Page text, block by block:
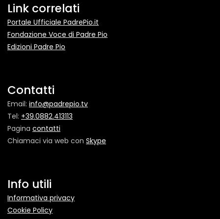
Link correlati
Portale Ufficiale PadrePio.it
Fondazione Voce di Padre Pio
Edizioni Padre Pio
Contatti
Email: info@padrepio.tv
Tel: +39.0882.413113
Pagina contatti
Chiamaci via web con Skype
Info utili
Informativa privacy
Cookie Policy